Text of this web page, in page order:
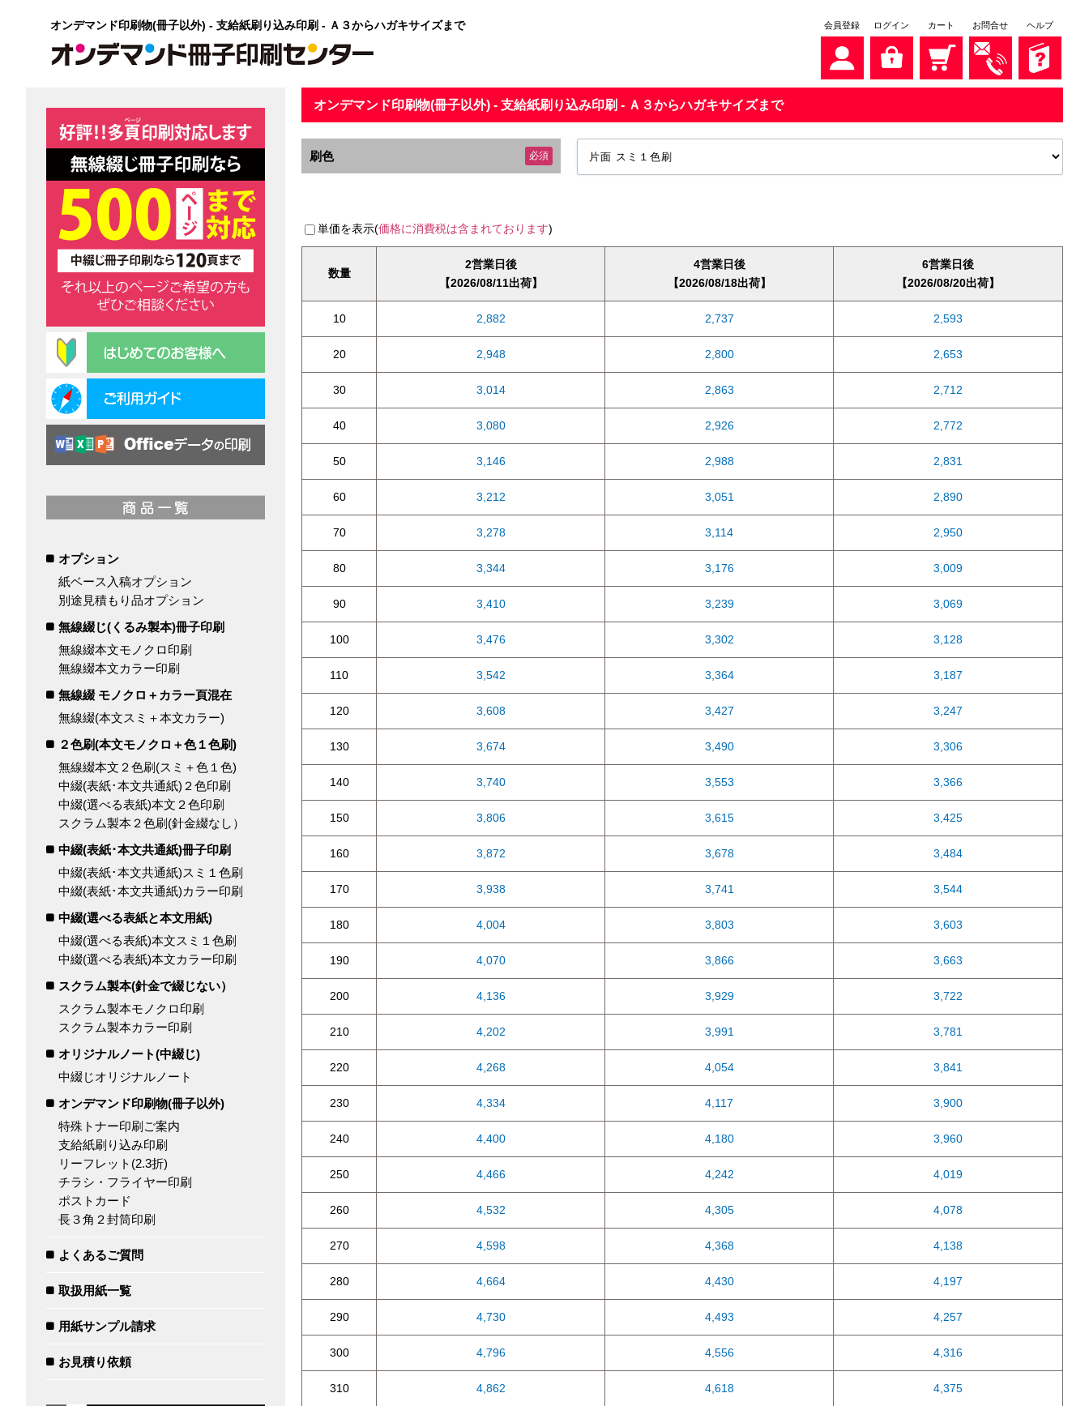
オンデマンド印刷物(冊子以外) - 支給紙刷り込み印刷 - Ａ３からハガキサイズまで 会員登録 ログイン カート お問合せ ヘルプ
オプション
紙ベース入稿オプション
別途見積もり品オプション
無線綴じ(くるみ製本)冊子印刷
無線綴本文モノクロ印刷
無線綴本文カラー印刷
無線綴 モノクロ＋カラー頁混在
無線綴(本文スミ＋本文カラー)
２色刷(本文モノクロ＋色１色刷)
無線綴本文２色刷(スミ＋色１色)
中綴(表紙･本文共通紙)２色印刷
中綴(選べる表紙)本文２色印刷
スクラム製本２色刷(針金綴なし）
中綴(表紙･本文共通紙)冊子印刷
中綴(表紙･本文共通紙)スミ１色刷
中綴(表紙･本文共通紙)カラー印刷
中綴(選べる表紙と本文用紙)
中綴(選べる表紙)本文スミ１色刷
中綴(選べる表紙)本文カラー印刷
スクラム製本(針金で綴じない）
スクラム製本モノクロ印刷
スクラム製本カラー印刷
オリジナルノート(中綴じ)
中綴じオリジナルノート
オンデマンド印刷物(冊子以外)
特殊トナー印刷ご案内
支給紙刷り込み印刷
リーフレット(2.3折)
チラシ・フライヤー印刷
ポストカード
長３角２封筒印刷
よくあるご質問
取扱用紙一覧
用紙サンプル請求
お見積り依頼
オンデマンド印刷物(冊子以外) - 支給紙刷り込み印刷 - Ａ３からハガキサイズまで
刷色 必須
単価を表示(価格に消費税は含まれております)
数量
2営業日後
2026/08/11出荷
4営業日後
2026/08/18出荷
6営業日後
2026/08/20出荷
10 2,882 2,737 2,593
20 2,948 2,800 2,653
30 3,014 2,863 2,712
40 3,080 2,926 2,772
50 3,146 2,988 2,831
60 3,212 3,051 2,890
70 3,278 3,114 2,950
80 3,344 3,176 3,009
90 3,410 3,239 3,069
100 3,476 3,302 3,128
110 3,542 3,364 3,187
120 3,608 3,427 3,247
130 3,674 3,490 3,306
140 3,740 3,553 3,366
150 3,806 3,615 3,425
160 3,872 3,678 3,484
170 3,938 3,741 3,544
180 4,004 3,803 3,603
190 4,070 3,866 3,663
200 4,136 3,929 3,722
210 4,202 3,991 3,781
220 4,268 4,054 3,841
230 4,334 4,117 3,900
240 4,400 4,180 3,960
250 4,466 4,242 4,019
260 4,532 4,305 4,078
270 4,598 4,368 4,138
280 4,664 4,430 4,197
290 4,730 4,493 4,257
300 4,796 4,556 4,316
310 4,862 4,618 4,375